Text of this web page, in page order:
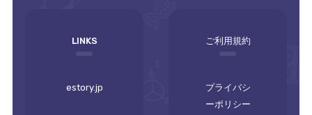
LINKS
estory.jp
ご利用規約
プライバシ
ーポリシー